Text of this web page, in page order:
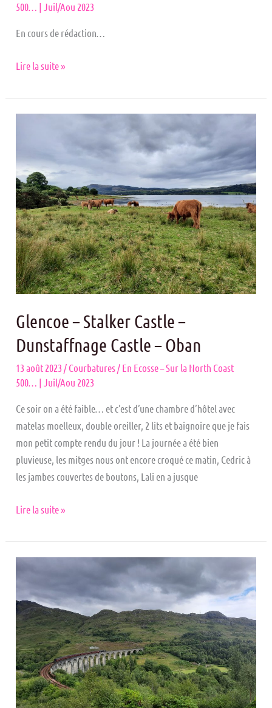
500… | Juil/Aou 2023
En cours de rédaction…
Lire la suite »
Glencoe – Stalker Castle –
Dunstaffnage Castle – Oban
13 août 2023/ Courbatures/ En Ecosse – Sur la North Coast
500… | Juil/Aou 2023
Ce soir on a été faible… et c’est d’une chambre d’hôtel avec
matelas moelleux, double oreiller, 2 lits et baignoire que je fais
mon petit compte rendu du jour ! La journée a été bien
pluvieuse, les mitges nous ont encore croqué ce matin, Cedric à
les jambes couvertes de boutons, Lali en a jusque
Castle
–
Dunstaffnage
Castle
–
Oban
Lire la suite »
Glenfinnan
–
Loch
Leven